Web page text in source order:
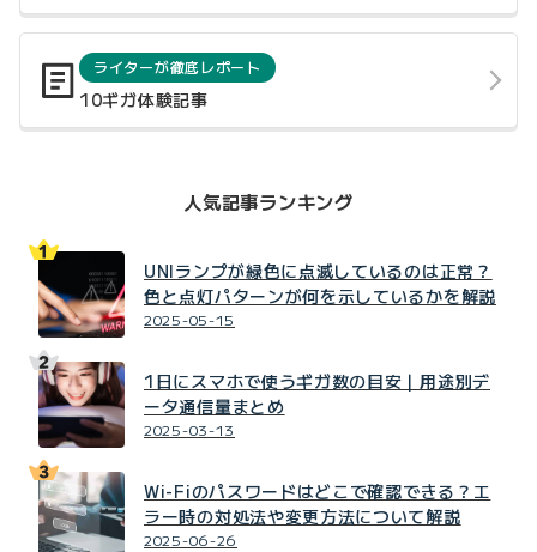
ライターが徹底レポート
10ギガ体験記事
人気記事ランキング
UNIランプが緑色に点滅しているのは正常？
色と点灯パターンが何を示しているかを解説
2025-05-15
1日にスマホで使うギガ数の目安｜用途別デ
ータ通信量まとめ
2025-03-13
Wi-Fiのパスワードはどこで確認できる？エ
ラー時の対処法や変更方法について解説
2025-06-26